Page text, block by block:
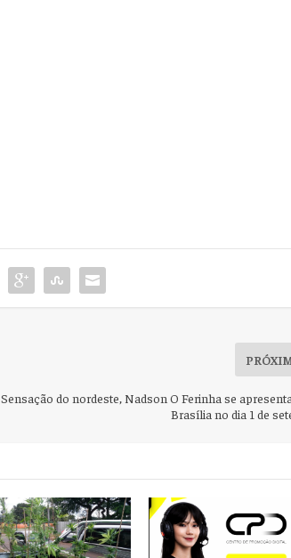
Sensação do nordeste, Nadson O Ferinha se
Brasília no dia 1 de